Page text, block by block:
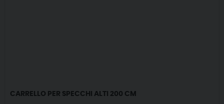
CARRELLO PER SPECCHI ALTI 200 CM